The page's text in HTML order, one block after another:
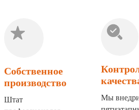
Собственное
производство
Штат
Мы